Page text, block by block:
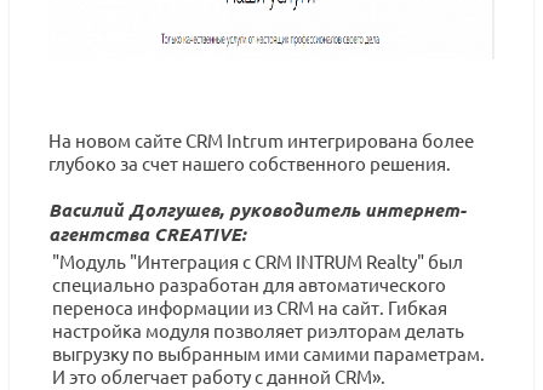
На новом сайте CRM Intrum интегрирована более
глубоко за счет нашего собственного решения.
Василий Долгушев, руководитель интернет-
агентства CREATIVE:
"Модуль "Интеграция с CRM INTRUM Realty" был
специально разработан для автоматического
переноса информации из CRM на сайт. Гибкая
настройка модуля позволяет риэлторам делать
выгрузку по выбранным ими самими параметрам.
И это облегчает работу с данной CRM».